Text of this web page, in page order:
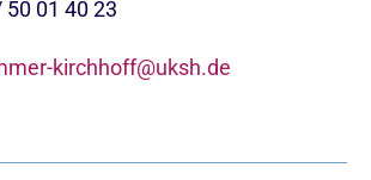
01 40 23
kirchhoff@uksh.de